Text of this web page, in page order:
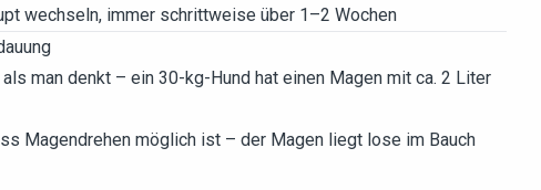
wechseln, immer schrittweise über 1–2 Wochen
man denkt – ein 30-kg-Hund hat einen Magen mit ca. 2 Liter
Magendrehen möglich ist – der Magen liegt lose im Bauch